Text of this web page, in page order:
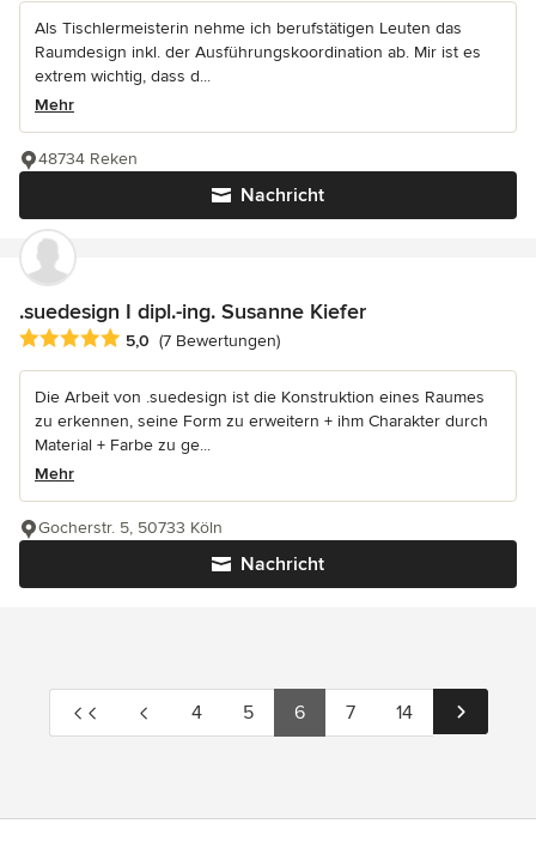
Als Tischlermeisterin nehme ich berufstätigen Leuten das
Raumdesign inkl. der Ausführungskoordination ab. Mir ist es
extrem wichtig, dass d...
Mehr
Nachricht
48734 Reken
.suedesign I dipl.-ing. Susanne Kiefer
Durchschnittliche Bewertung: 5 von 5 Sternen
5,0 (7 Bewertungen)
Die Arbeit von .suedesign ist die Konstruktion eines Raumes
zu erkennen, seine Form zu erweitern + ihm Charakter durch
Material + Farbe zu ge...
Mehr
Nachricht
Gocherstr. 5, 50733 Köln
4 5 6 7 14